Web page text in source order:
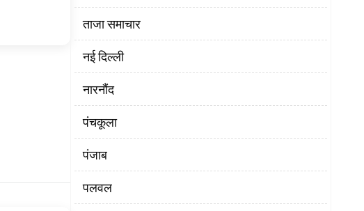
ताजा समाचार
नई दिल्ली
नारनौंद
पंचकूला
पंजाब
पलवल